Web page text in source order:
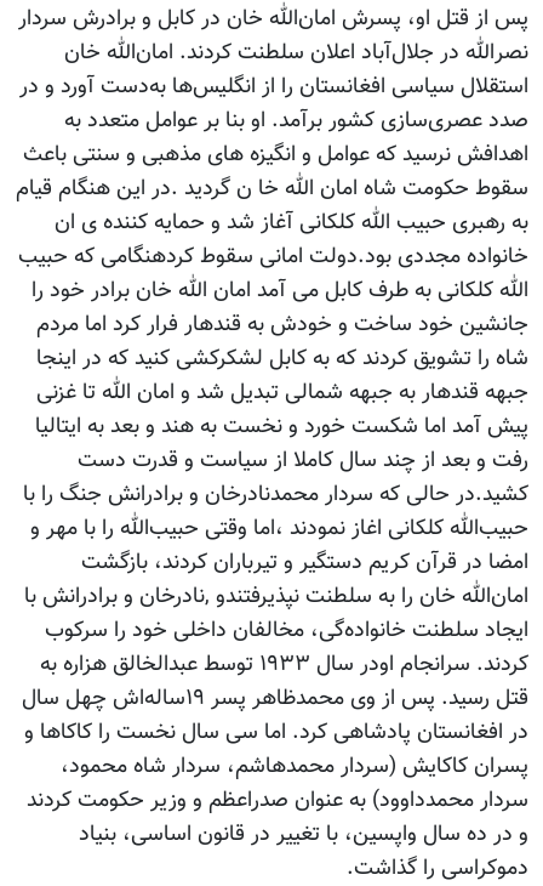
پس از قتل او، پسرش امان‌الله خان در کابل و برادرش سردار
نصرالله در جلال‌آباد اعلان سلطنت کردند. امان‌الله خان
استقلال سیاسی افغانستان را از انگلیس‌ها به‌دست آورد و در
صدد عصری‌سازی کشور برآمد. او بنا بر عوامل متعدد به
اهدافش نرسید که عوامل و انگیزه های مذهبی و سنتی باعث
سقوط حکومت شاه امان الله خا ن گردید .در این هنگام قیام
به رهبری حبیب الله کلکانی آغاز شد و حمایه کننده ی ان
خانواده مجددی بود.دولت امانی سقوط کردهنگامی که حبیب
الله کلکانی به طرف کابل می آمد امان الله خان برادر خود را
جانشین خود ساخت و خودش به قندهار فرار کرد اما مردم
شاه را تشویق کردند که به کابل لشکرکشی کنید که در اینجا
جبهه قندهار به جبهه شمالی تبدیل شد و امان الله تا غزنی
پیش آمد اما شکست خورد و نخست به هند و بعد به ایتالیا
رفت و بعد از چند سال کاملا از سیاست و قدرت دست
کشید.در حالی که سردار محمدنادرخان و برادرانش جنگ را با
حبیب‌الله کلکانی اغاز نمودند ،اما وقتی حبیب‌الله را با مهر و
امضا در قرآن کریم دستگیر و تیرباران کردند، بازگشت
امان‌الله خان را به سلطنت نپذیرفتندو ,نادرخان و برادرانش با
ایجاد سلطنت خانواده‌گی، مخالفان داخلی خود را سرکوب
کردند. سرانجام اودر سال ۱۹۳۳ توسط عبدالخالق هزاره به
قتل رسید. پس از وی محمدظاهر پسر ۱۹ساله‌اش چهل سال
در افغانستان پادشاهی کرد. اما سی سال نخست را کاکاها و
پسران کاکایش (سردار محمدهاشم، سردار شاه محمود،
سردار محمدداوود) به عنوان صدراعظم و وزیر حکومت کردند
و در ده سال واپسین، با تغییر در قانون اساسی، بنیاد
دموکراسی را گذاشت.